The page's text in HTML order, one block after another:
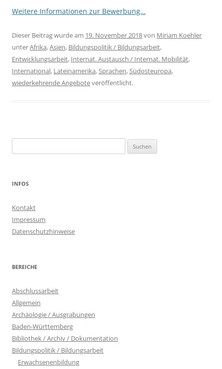
Weitere Informationen zur Bewerbung…
Dieser Beitrag wurde am 19. November 2018von Miriam Koehler
unterAfrika,Asien, Bildungspolitik / Bildungsarbeit,
Entwicklungsarbeit, Internat. Austausch / Internat. Mobilität,
International, Lateinamerika,Sprachen,Südosteuropa,
wiederkehrende Angeboteveröffentlicht.
nach:
INFOS
Kontakt
Impressum
Datenschutzhinweise
BEREICHE
Abschlussarbeit
Allgemein
Archäologie / Ausgrabungen
Baden-Württemberg
Bibliothek / Archiv / Dokumentation
Bildungspolitik / Bildungsarbeit
Erwachsenenbildung